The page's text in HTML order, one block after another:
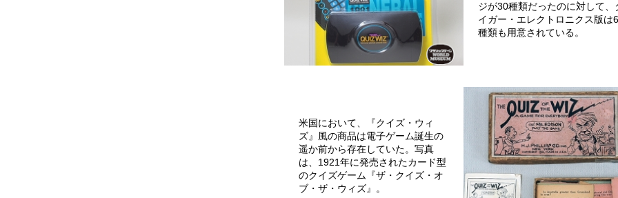
ジが30種類だったのに対して、
イガー・エレクトロニクス版は
種類も用意されている。
米国において、『クイズ・ウィ
ズ』風の商品は電子ゲーム誕生の
遥か前から存在していた。写真
は、1921年に発売されたカード型
のクイズゲーム『ザ・クイズ・オ
ブ・ザ・ウィズ』。